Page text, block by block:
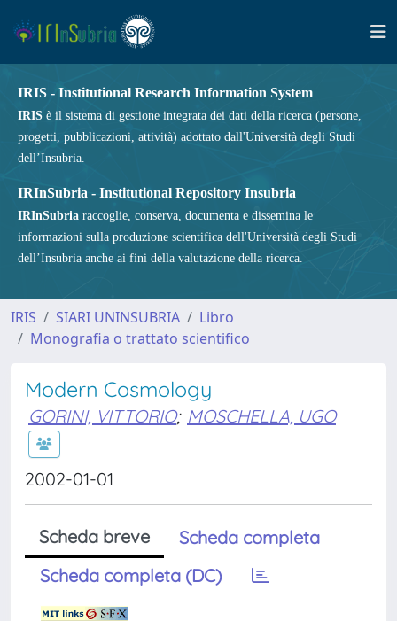
IRIS - Institutional Research Information System
IRIS è il sistema di gestione integrata dei dati della ricerca (persone,
progetti, pubblicazioni, attività) adottato dall'Università degli Studi
dell’Insubria.
IRInSubria - Institutional Repository Insubria
IRInSubria raccoglie, conserva, documenta e dissemina le
informazioni sulla produzione scientifica dell'Università degli Studi
dell’Insubria anche ai fini della valutazione della ricerca.
IRIS SIARI UNINSUBRIA
Libro
Monografia o trattato scientifico
Modern Cosmology
GORINI, VITTORIO; MOSCHELLA, UGO
2002-01-01
Scheda breve
Scheda completa
Scheda completa (DC)